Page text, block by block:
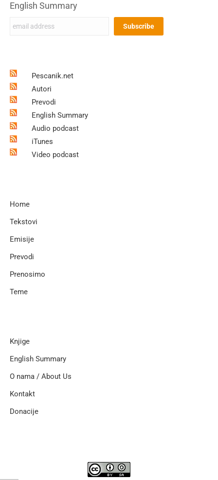
English Summary
Pescanik.net
Autori
Prevodi
English Summary
Audio podcast
iTunes
Video podcast
Home
Tekstovi
Emisije
Prevodi
Prenosimo
Teme
Knjige
English Summary
O nama / About Us
Kontakt
Donacije